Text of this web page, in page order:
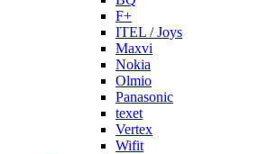
F+
ITEL / Joys
Maxvi
Nokia
Olmio
Panasonic
texet
Vertex
Wifit